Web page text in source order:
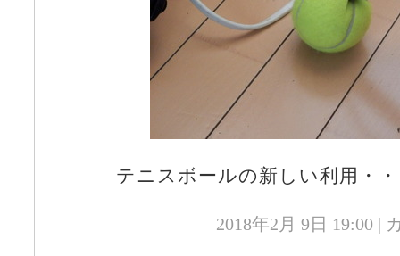
テニスボールの新しい利用・
2018年2月 9日 19:00 |